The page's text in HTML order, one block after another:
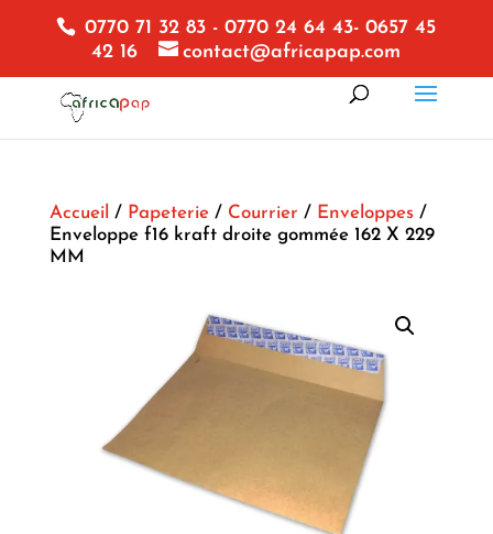
0770 71 32 83 - 0770 24 64 43- 0657 45
42 16
contact@africapap.com
Accueil / Papeterie/ Courrier / Enveloppes/
Enveloppe f16 kraft droite gommée 162 X 229
MM